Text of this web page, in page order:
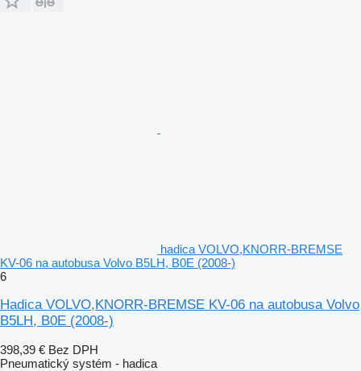
hadica VOLVO,KNORR-BREMSE
KV-06 na autobusa Volvo B5LH, B0E (2008-)
6
Hadica VOLVO,KNORR-BREMSE KV-06 na autobusa Volvo
B5LH, B0E (2008-)
398,39 € Bez DPH
Pneumatický systém - hadica